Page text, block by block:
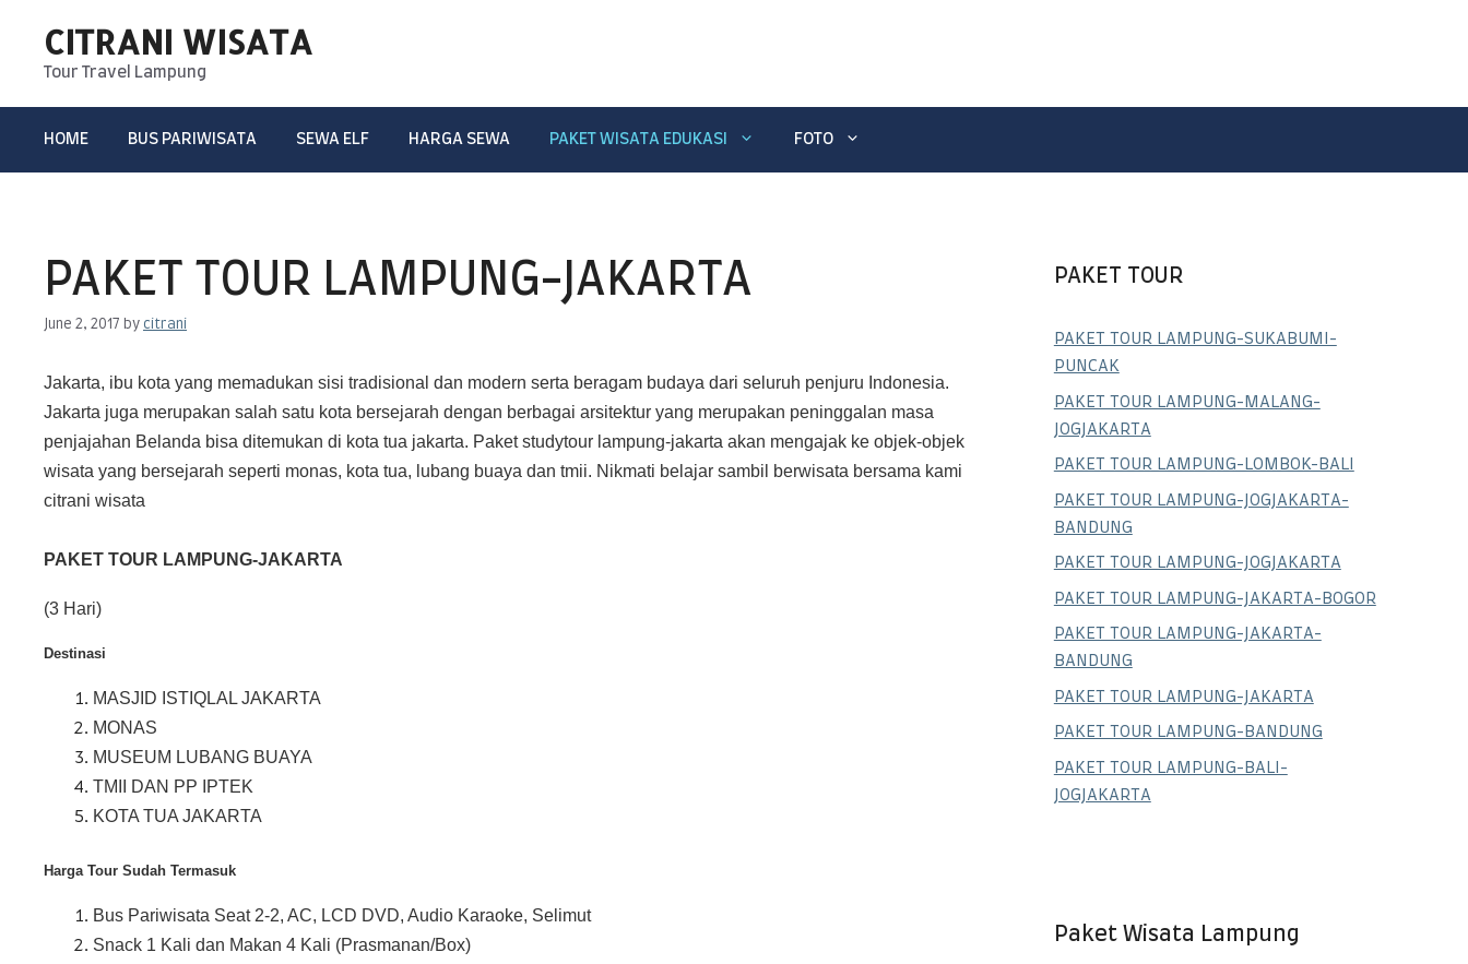
CITRANI WISATA
Tour Travel Lampung
HOME BUS PARIWISATA SEWA ELF HARGA SEWA PAKET WISATA EDUKASI FOTO
PAKET TOUR LAMPUNG-JAKARTA
June 2, 2017 by citrani
Jakarta, ibu kota yang memadukan sisi tradisional dan modern serta beragam budaya dari seluruh penjuru Indonesia.
Jakarta juga merupakan salah satu kota bersejarah dengan berbagai arsitektur yang merupakan peninggalan masa
penjajahan Belanda bisa ditemukan di kota tua jakarta. Paket studytour lampung-jakarta akan mengajak ke objek-objek
wisata yang bersejarah seperti monas, kota tua, lubang buaya dan tmii. Nikmati belajar sambil berwisata bersama kami
citrani wisata
PAKET TOUR LAMPUNG-JAKARTA
(3 Hari)
Destinasi
MASJID ISTIQLAL JAKARTA
MONAS
MUSEUM LUBANG BUAYA
TMII DAN PP IPTEK
KOTA TUA JAKARTA
Harga Tour Sudah Termasuk
Bus Pariwisata Seat 2-2, AC, LCD DVD, Audio Karaoke, Selimut
Snack 1 Kali dan Makan 4 Kali (Prasmanan/Box)
PAKET TOUR
PAKET TOUR LAMPUNG-SUKABUMI-
PUNCAK
PAKET TOUR LAMPUNG-MALANG-
JOGJAKARTA
PAKET TOUR LAMPUNG-LOMBOK-BALI
PAKET TOUR LAMPUNG-JOGJAKARTA-
BANDUNG
PAKET TOUR LAMPUNG-JOGJAKARTA
PAKET TOUR LAMPUNG-JAKARTA-BOGOR
PAKET TOUR LAMPUNG-JAKARTA-
BANDUNG
PAKET TOUR LAMPUNG-JAKARTA
PAKET TOUR LAMPUNG-BANDUNG
PAKET TOUR LAMPUNG-BALI-
JOGJAKARTA
Paket Wisata Lampung